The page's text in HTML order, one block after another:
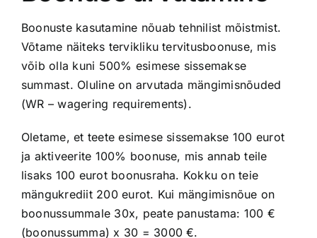
Boonuste kasutamine nõuab tehnilist mõistmist.
Võtame näiteks tervikliku tervitusboonuse, mis
võib olla kuni 500% esimese sissemakse
summast. Oluline on arvutada mängimisnõuded
(WR – wagering requirements).
Oletame, et teete esimese sissemakse 100 eurot
ja aktiveerite 100% boonuse, mis annab teile
lisaks 100 eurot boonusraha. Kokku on teie
mängukrediit 200 eurot. Kui mängimisnõue on
boonussummale 30x, peate panustama: 100 €
(boonussumma) x 30 = 3000 €.